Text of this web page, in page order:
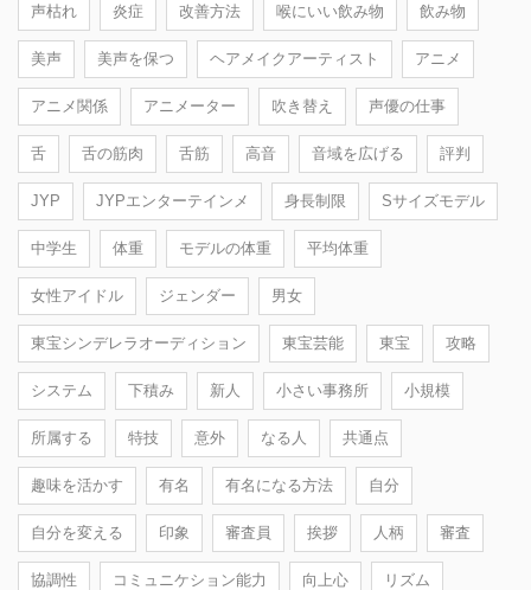
声枯れ 炎症 改善方法 喉にいい飲み物 飲み物
美声 美声を保つ ヘアメイクアーティスト アニメ
アニメ関係 アニメーター 吹き替え 声優の仕事
舌 舌の筋肉 舌筋 高音 音域を広げる 評判
JYP JYPエンターテインメ 身長制限 Sサイズモデル
中学生 体重 モデルの体重 平均体重
女性アイドル ジェンダー 男女
東宝シンデレラオーディション 東宝芸能 東宝 攻略
システム 下積み 新人 小さい事務所 小規模
所属する 特技 意外 なる人 共通点
趣味を活かす 有名 有名になる方法 自分
自分を変える 印象 審査員 挨拶 人柄 審査
協調性 コミュニケション能力 向上心 リズム